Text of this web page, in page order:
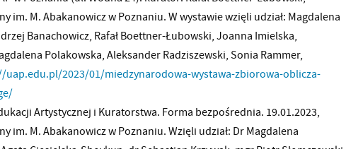
im. M. Abakanowicz w Poznaniu. W wystawie wzięli udział: Magdalena
Banachowicz, Rafał Boettner-Łubowski, Joanna Imielska,
Polakowska, Aleksander Radziszewski, Sonia Rammer,
uap.edu.pl/2023/01/miedzynarodowa-wystawa-zbiorowa-oblicza-
Artystycznej i Kuratorstwa. Forma bezpośrednia. 19.01.2023,
im. M. Abakanowicz w Poznaniu. Wzięli udział: Dr Magdalena